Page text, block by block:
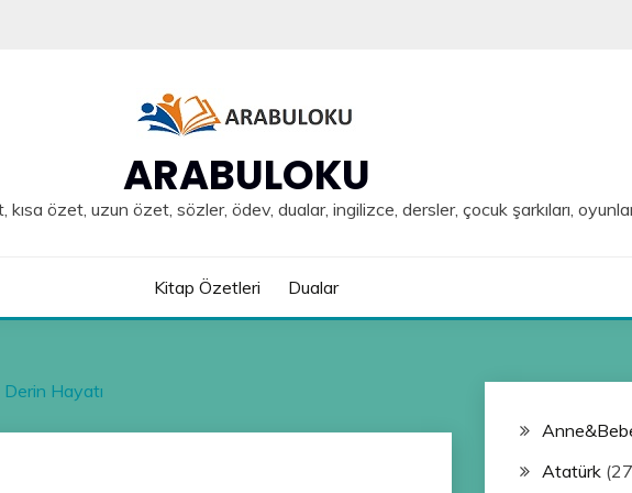
ARABULOKU
özet, uzun özet, sözler, ödev, dualar, ingilizce, dersler, çocuk şarkıları,
Kitap Özetleri Dualar
Hayatı
Atatürk